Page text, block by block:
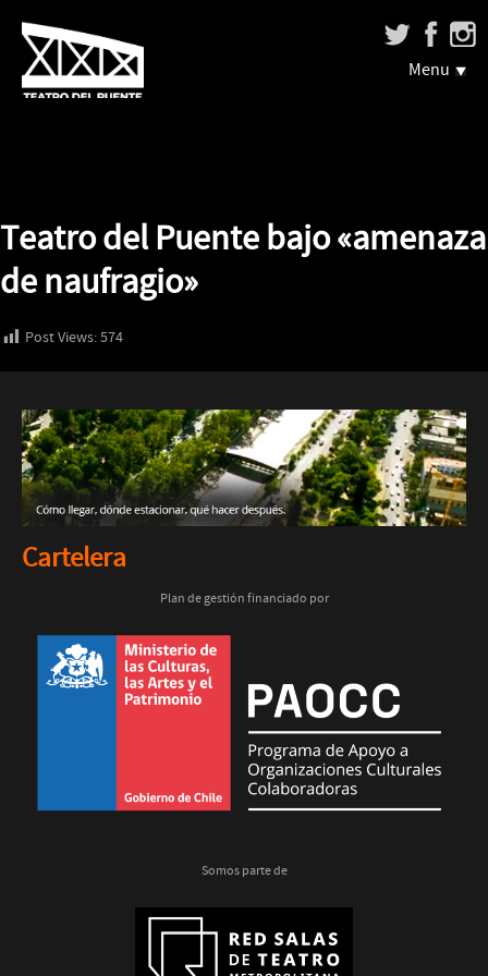
Menu
Teatro del Puente bajo «amenaza
de naufragio»
Post Views:574
Cartelera
Plan de gestión financiado por
Somos parte de